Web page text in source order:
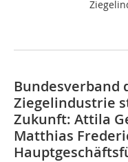
Bundesverband
Ziegelindustrie
Zukunft: Attila
Matthias